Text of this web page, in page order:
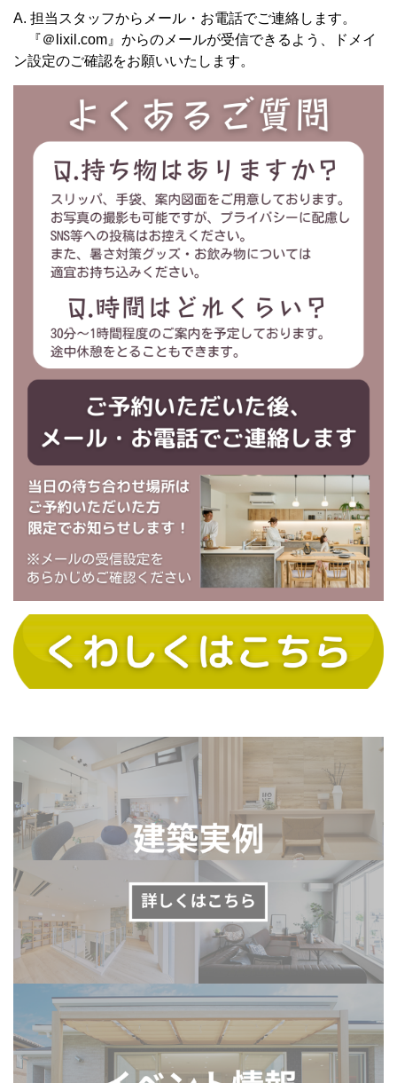
A. 担当スタッフからメール・お電話でご連絡します。
『＠lixil.com』からのメールが受信できるよう、ドメイ
ン設定のご確認をお願いいたします。